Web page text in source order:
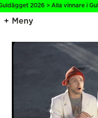
2026 > Alla vinnare i
Meny